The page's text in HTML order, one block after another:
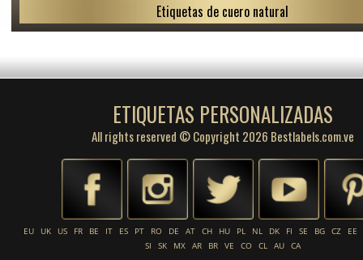
Etiquetas de cuero natural
ETIQUETAS PERSONALIZADAS
All rights reserved © Copyright 2026 Bestlabels.com.ve
EU UK US FR BE IT ES PT RO DE AT CH HU PL NL DK FI SE BG CZ
EE
SI
SK MX AR BR VE CO CL AU CA